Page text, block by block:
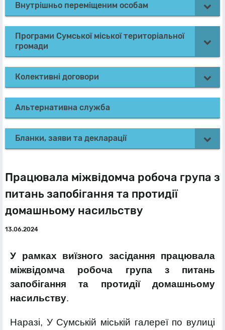
Внутрішньо переміщеним особам
Програми Сумської міської територіальної
громади
Колективні договори
Альтернативна служба
Бланки, заяви та декларації
Працювала міжвідомча робоча група з
питань запобігання та протидії
домашньому насильству
13.06.2024
У рамках виїзного засідання працювала
міжвідомча робоча група з питань
запобігання та протидії домашньому
насильству.
Наразі, У Сумській міській галереї по вулиці